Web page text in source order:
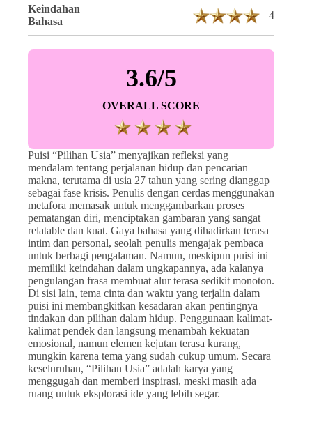
Keindahan
Bahasa
4
3.6/5
OVERALL SCORE
Puisi “Pilihan Usia” menyajikan refleksi yang
mendalam tentang perjalanan hidup dan pencarian
makna, terutama di usia 27 tahun yang sering dianggap
sebagai fase krisis. Penulis dengan cerdas menggunakan
metafora memasak untuk menggambarkan proses
pematangan diri, menciptakan gambaran yang sangat
relatable dan kuat. Gaya bahasa yang dihadirkan terasa
intim dan personal, seolah penulis mengajak pembaca
untuk berbagi pengalaman. Namun, meskipun puisi ini
memiliki keindahan dalam ungkapannya, ada kalanya
pengulangan frasa membuat alur terasa sedikit monoton.
Di sisi lain, tema cinta dan waktu yang terjalin dalam
puisi ini membangkitkan kesadaran akan pentingnya
tindakan dan pilihan dalam hidup. Penggunaan kalimat-
kalimat pendek dan langsung menambah kekuatan
emosional, namun elemen kejutan terasa kurang,
mungkin karena tema yang sudah cukup umum. Secara
keseluruhan, “Pilihan Usia” adalah karya yang
menggugah dan memberi inspirasi, meski masih ada
ruang untuk eksplorasi ide yang lebih segar.